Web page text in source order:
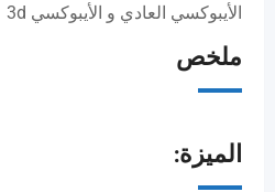
الأيبوكسي العادي و الأيبوكسي 3d
ملخص
الميزة: